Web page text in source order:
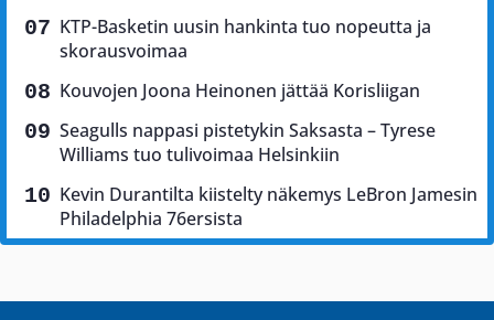
KTP-Basketin uusin hankinta tuo nopeutta ja
skorausvoimaa
Kouvojen Joona Heinonen jättää Korisliigan
Seagulls nappasi pistetykin Saksasta – Tyrese
Williams tuo tulivoimaa Helsinkiin
Kevin Durantilta kiistelty näkemys LeBron Jamesin
Philadelphia 76ersista